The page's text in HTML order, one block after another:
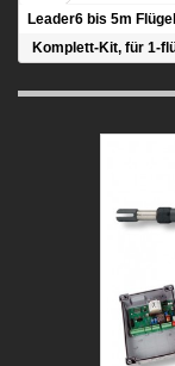
Leader6 bis 5m
Komplett-Kit, für 1-